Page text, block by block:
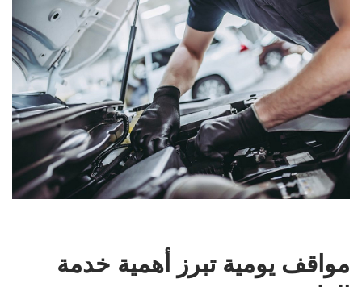
مواقف يومية تبرز أهمية خدمة